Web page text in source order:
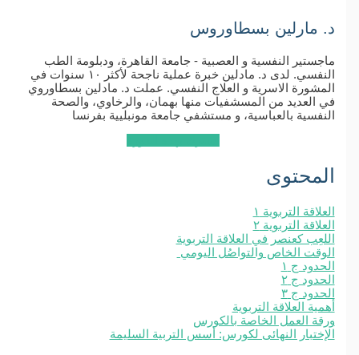
د. مارلين بسطاوروس
ماجستير النفسية و العصبية - جامعة القاهرة، ودبلومة الطب
النفسي. لدى د. مادلين خبرة عملية ناجحة لأكثر ١٠ سنوات في
المشورة الاسرية و العلاج النفسي. عملت د. مادلين بسطاوروي
في العديد من المسشفيات منها بهمان، والرخاوي، والصحة
النفسية بالعباسية، و مستشفي جامعة مونبليية بفرنسا
المحتوى
العلاقة التربوية ١
العلاقة التربوية ٢
اللعِب كعنصر في العلاقة التربوية
الوقت الخاص والتواصُل اليومي
الحدود ج ١
الحدود ج ٢
الحدود ج ٣
أهمية العلاقة التربوية
ورقة العمل الخاصة بالكورس
الإختبار النهائى لكورس: أسس التربية السليمة